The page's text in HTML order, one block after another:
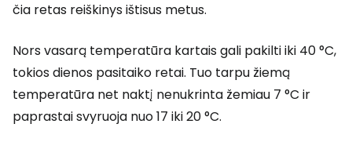
čia retas reiškinys ištisus metus.
Nors vasarą temperatūra kartais gali pakilti iki 40 °C,
tokios dienos pasitaiko retai. Tuo tarpu žiemą
temperatūra net naktį nenukrinta žemiau 7 °C ir
paprastai svyruoja nuo 17 iki 20 °C.